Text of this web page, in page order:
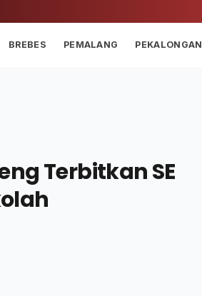
BREBES PEMALANG PEKALONGAN
Terbitkan SE